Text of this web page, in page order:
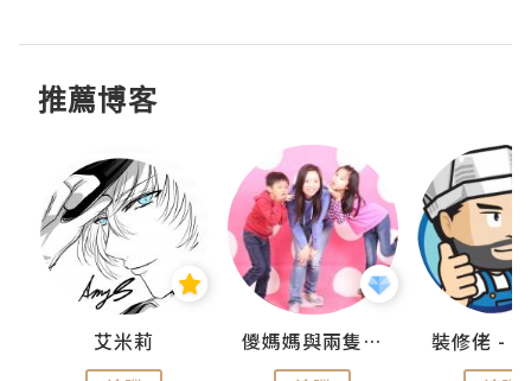
推薦博客
艾米莉 儍媽媽與兩隻小魔怪之家